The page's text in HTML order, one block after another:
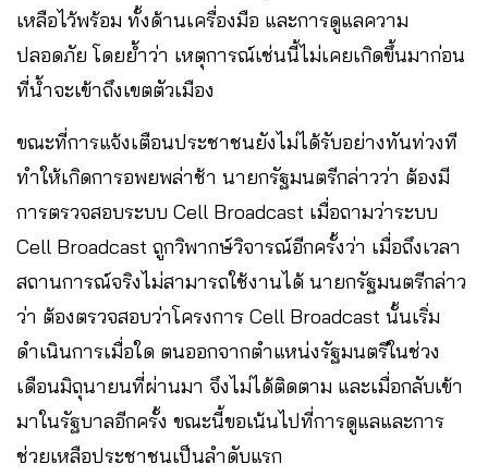
เหลือไว้พร้อม ทั้งด้านเครื่องมือ และการดูแลความ
ปลอดภัย โดยย้ำว่า เหตุการณ์เช่นนี้ไม่เคยเกิดขึ้นมาก่อน
ที่น้ำจะเข้าถึงเขตตัวเมือง
ขณะที่การแจ้งเตือนประชาชนยังไม่ได้รับอย่างทันท่วงที
ทำให้เกิดการอพยพล่าช้า นายกรัฐมนตรีกล่าวว่า ต้องมี
การตรวจสอบระบบ Cell Broadcast เมื่อถามว่าระบบ
Cell Broadcast ถูกวิพากษ์วิจารณ์อีกครั้งว่า เมื่อถึงเวลา
สถานการณ์จริงไม่สามารถใช้งานได้ นายกรัฐมนตรีกล่าว
ว่า ต้องตรวจสอบว่าโครงการ Cell Broadcast นั้นเริ่ม
ดำเนินการเมื่อใด ตนออกจากตำแหน่งรัฐมนตรีในช่วง
เดือนมิถุนายนที่ผ่านมา จึงไม่ได้ติดตาม และเมื่อกลับเข้า
มาในรัฐบาลอีกครั้ง ขณะนี้ขอเน้นไปที่การดูแลและการ
ช่วยเหลือประชาชนเป็นลำดับแรก